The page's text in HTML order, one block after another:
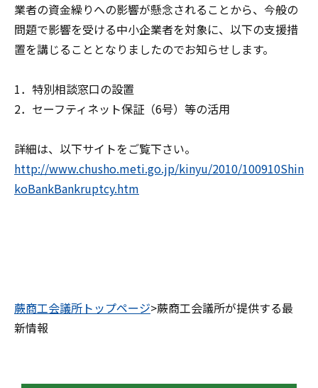
業者の資金繰りへの影響が懸念されることから、今般の
問題で影響を受ける中小企業者を対象に、以下の支援措
置を講じることとなりましたのでお知らせします。
1．特別相談窓口の設置
2．セーフティネット保証（6号）等の活用
詳細は、以下サイトをご覧下さい。
http://www.chusho.meti.go.jp/kinyu/2010/100910Shin
koBankBankruptcy.htm
蕨商工会議所トップページ>蕨商工会議所が提供する最
新情報